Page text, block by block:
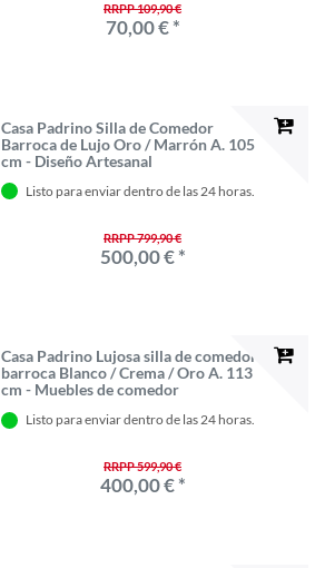
RRPP 109,90 €
70,00 € *
Casa Padrino Silla de Comedor
Barroca de Lujo Oro / Marrón A. 105
cm - Diseño Artesanal
Listo para enviar dentro de las 24 horas.
RRPP 799,90 €
500,00 € *
Casa Padrino Lujosa silla de comedor
barroca Blanco / Crema / Oro A. 113
cm - Muebles de comedor
Listo para enviar dentro de las 24 horas.
RRPP 599,90 €
400,00 € *